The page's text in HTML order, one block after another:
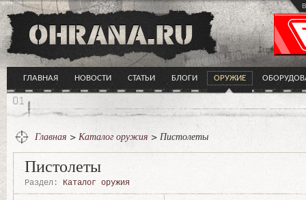
ГЛАВНАЯ НОВОСТИ СТАТЬИ БЛОГИ ОРУЖИЕ
Главная > Каталог оружия > Пистолеты
Пистолеты
Раздел: Каталог оружия